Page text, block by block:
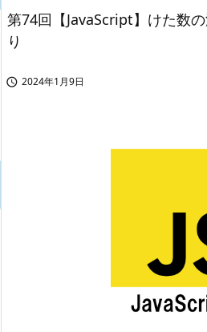
第74回【JavaScript】けた数
り
 2024年1月9日